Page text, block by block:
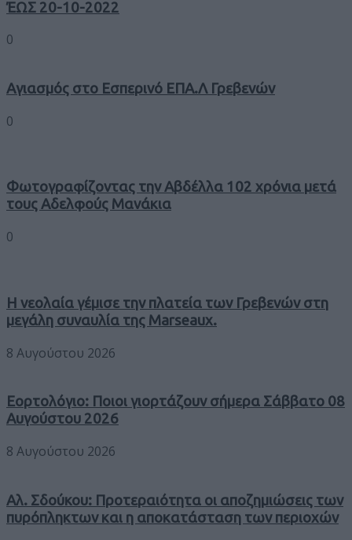
ΈΩΣ 20-10-2022
0
Αγιασμός στο Εσπερινό ΕΠΑ.Λ Γρεβενών
0
Φωτογραφίζοντας την Αβδέλλα 102 χρόνια μετά
τους Αδελφούς Μανάκια
0
Η νεολαία γέμισε την πλατεία των Γρεβενών στη
μεγάλη συναυλία της Marseaux.
8 Αυγούστου 2026
Εορτολόγιο: Ποιοι γιορτάζουν σήμερα Σάββατο 08
Αυγούστου 2026
8 Αυγούστου 2026
Αλ. Σδούκου: Προτεραιότητα οι αποζημιώσεις των
πυρόπληκτων και η αποκατάσταση των περιοχών